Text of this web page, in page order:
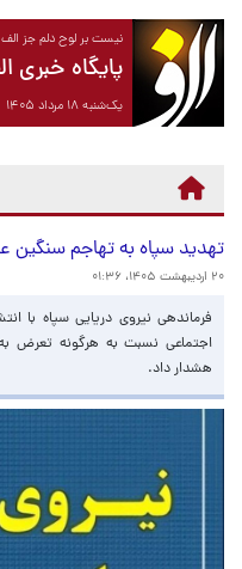
نیست بر لوح دلم جز الف
پایگاه خبری
یک‌شنبه ۱۸ مرداد ۱۴۰۵ برابر با ۰۹ آگوست ۲۰۲۶
تهدید سپاه به تهاجم سنگین
۲۰ اردیبهشت ۱۴۰۵، ۰۱:۳۶
فرماندهی نیروی دریایی سپاه با
اجتماعی نسبت به هرگونه تعرض
هشدار داد.